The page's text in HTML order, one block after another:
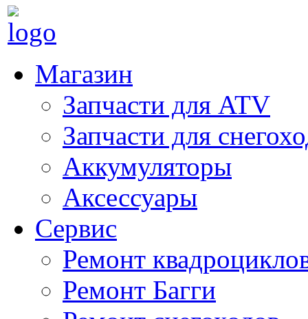
Магазин
Запчасти для ATV
Запчасти для
Аккумуляторы
Аксессуары
Сервис
Ремонт
Ремонт Багги